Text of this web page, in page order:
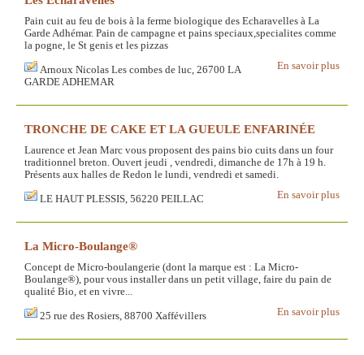
Pain cuit au feu de bois à la ferme biologique des Echaravelles à La
Garde Adhémar. Pain de campagne et pains speciaux,specialites comme
la pogne, le St genis et les pizzas
En savoir plus
Arnoux Nicolas Les combes de luc, 26700 LA
GARDE ADHEMAR
TRONCHE DE CAKE ET LA GUEULE ENFARINÉE
Laurence et Jean Marc vous proposent des pains bio cuits dans un four
traditionnel breton. Ouvert jeudi , vendredi, dimanche de 17h à 19 h.
Présents aux halles de Redon le lundi, vendredi et samedi.
En savoir plus
LE HAUT PLESSIS, 56220 PEILLAC
La Micro-Boulange®
Concept de Micro-boulangerie (dont la marque est : La Micro-
Boulange®), pour vous installer dans un petit village, faire du pain de
qualité Bio, et en vivre...
En savoir plus
25 rue des Rosiers, 88700 Xaffévillers